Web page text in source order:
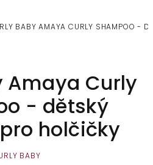
BABY AMAYA CURLY SHAMPOO -
Amaya Curly
- dětský
holčičky
BABY